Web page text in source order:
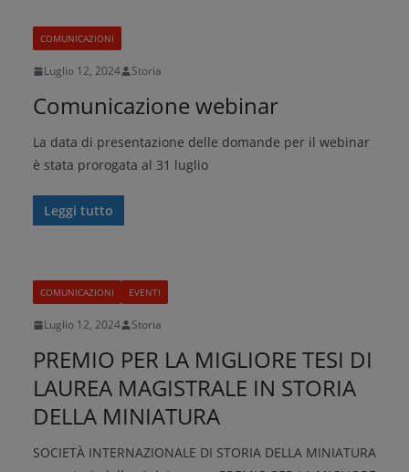
COMUNICAZIONI
Luglio 12, 2024 Storia
Comunicazione webinar
La data di presentazione delle domande per il webinar
è stata prorogata al 31 luglio
Leggi tutto
COMUNICAZIONI EVENTI
Luglio 12, 2024 Storia
PREMIO PER LA MIGLIORE TESI DI
LAUREA MAGISTRALE IN STORIA
DELLA MINIATURA
SOCIETÀ INTERNAZIONALE DI STORIA DELLA MINIATURA